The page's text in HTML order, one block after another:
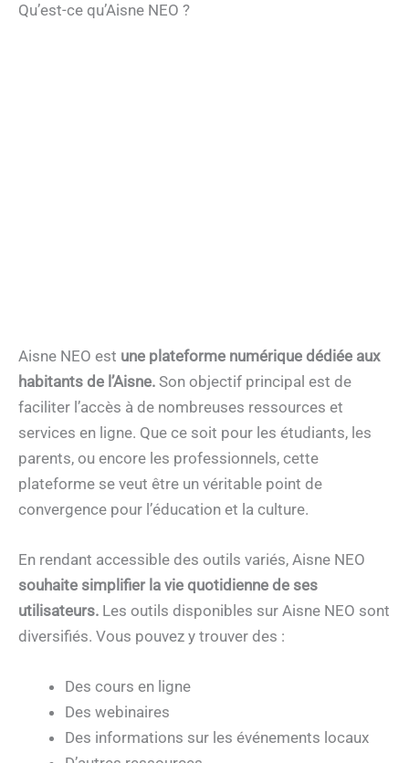
Qu’est-ce qu’Aisne NEO ?
Aisne NEO est une plateforme numérique dédiée aux
habitants de l’Aisne. Son objectif principal est de
faciliter l’accès à de nombreuses ressources et
services en ligne. Que ce soit pour les étudiants, les
parents, ou encore les professionnels, cette
plateforme se veut être un véritable point de
convergence pour l’éducation et la culture.
En rendant accessible des outils variés, Aisne NEO
souhaite simplifier la vie quotidienne de ses
utilisateurs. Les outils disponibles sur Aisne NEO sont
diversifiés. Vous pouvez y trouver des :
Des cours en ligne
Des webinaires
Des informations sur les événements locaux